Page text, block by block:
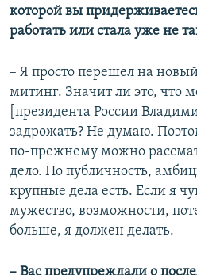
которой вы
работать или стала уже не
– Я просто перешел на
митинг. Значит ли это, что
[президента России
задрожать? Не думаю.
по-прежнему можно
дело. Но публичность,
крупные дела есть. Если я
мужество, возможности,
больше, я должен делать.